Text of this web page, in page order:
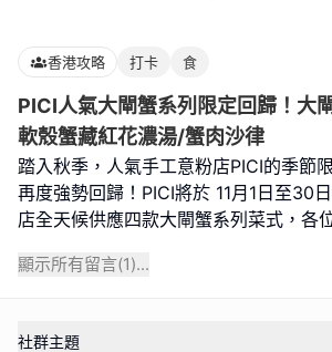
香港攻略 打卡 食
PICI人氣大閘蟹系列限定回歸！大
軟殼蟹藏紅花濃湯/蟹肉沙律
踏入秋季，人氣手工意粉店PICI的季節
再度強勢回歸！PICI將於 11月1日至30
店全天候供應四款大閘蟹系列菜式，各
顯示所有留言(1)...
社群主題